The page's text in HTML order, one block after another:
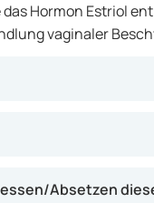
Hormon Estriol
vaginaler
Absetzen